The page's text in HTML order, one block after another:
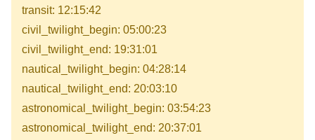
transit: 12:15:42
civil_twilight_begin: 05:00:23
civil_twilight_end: 19:31:01
nautical_twilight_begin: 04:28:14
nautical_twilight_end: 20:03:10
astronomical_twilight_begin: 03:54:23
astronomical_twilight_end: 20:37:01